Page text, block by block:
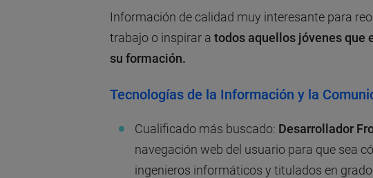
Información de calidad muy interesante para
trabajo o inspirar a todos aquellos jóvenes que
su formación.
Tecnologías de la Información y la
Cualificado más buscado: Desarrollador
navegación web del usuario para que sea
ingenieros informáticos y titulados en